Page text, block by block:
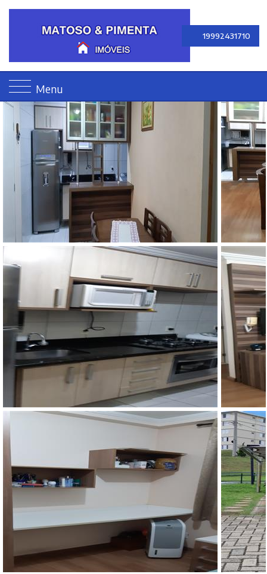
19992431710
Menu